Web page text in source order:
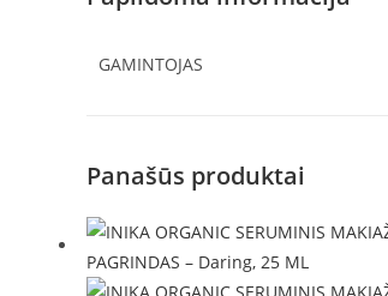
GAMINTOJAS
Panašūs produktai